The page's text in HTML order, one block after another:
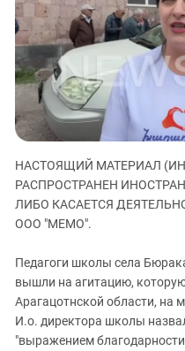
Дагестан
Ингушетия
Кабардино-Балкария
Калмыкия
Карачаево-Черкесия
Нагорный Карабах
Российская Федерация
Северная Осетия - Алания
СКФО
Ставропольский край
Чечня
НАСТОЯЩИЙ МАТЕРИАЛ
РАСПРОСТРАНЕН
ЛИБО КАСАЕТСЯ
ООО "МЕМО".
Педагоги школы села
вышли на агитацию,
Арагацотнской области, на
И.о. директора школы
"выражением